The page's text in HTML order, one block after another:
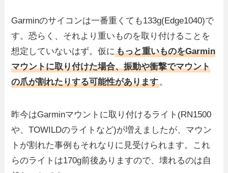
Garminのサイコンは一番重くても133g(Edge1040)で
す。恐らく、それより重いものを取り付けることを
想定していないはず。仮にもっと重いものをGarmin
マウントに取り付けた場合、振動や衝撃でマウント
の爪が割れたりする可能性があります。
昨今はGarminマウントに取り付けるライト(RN1500
や、TOWILDのライトなど)が増えましたが、マウン
トが割れた事例もそれなりに見受けられます。これ
らのライトは170g前後ありますので、壊れるのは自